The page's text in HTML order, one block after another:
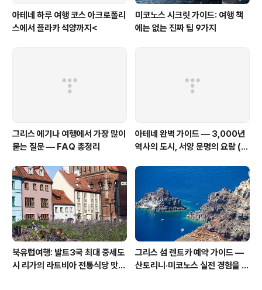
아테네 하루 여행 코스 아크로폴리
스에서 플라카 석양까지<
미코노스 시크릿 가이드: 여행 책
에는 없는 진짜 팁 9가지
그리스 에기나 여행에서 가장 많이
묻는 질문 — FAQ 총정리
아테네 완벽 가이드 — 3,000년
역사의 도시, 서양 문명의 요람 (8
북유럽여행: 발트3국 최대 중세도
시 리가의 라트비아 전통식당 맛집
그리스 섬 렌트카 예약 가이드 —
산토리니·미코노스 실전 경험을 바